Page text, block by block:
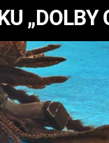
CHUCK
NORRIS
„DOLBY